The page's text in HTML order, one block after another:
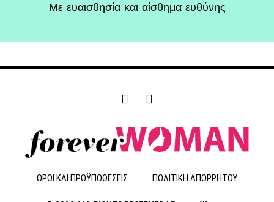
Με ευαισθησία και αίσθημα ευθύνης
F
e
b
o
k
I
t
a
r
a
ΟΡΟΙ ΚΑΙ ΠΡΟΫΠΟΘΕΣΕΙΣ ΠΟΛΙΤΙΚΗ ΑΠΟΡΡΗΤΟΥ